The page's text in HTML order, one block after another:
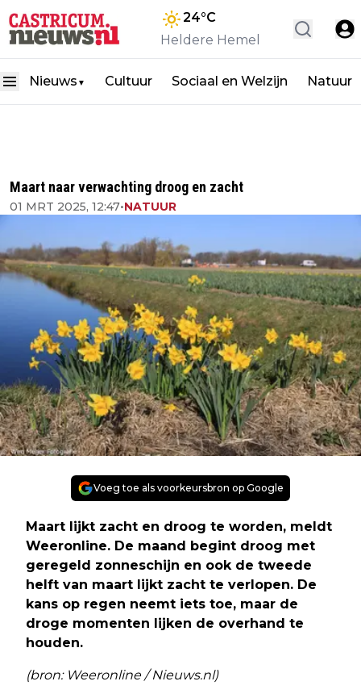
24°C
Heldere Hemel
Nieuws ▼ Cultuur Sociaal en Welzijn Natuur
Maart naar verwachting droog en zacht
01 MRT 2025, 12:47•NATUUR
Voeg toe als voorkeursbron op Google
Maart lijkt zacht en droog te worden, meldt
Weeronline. De maand begint droog met
geregeld zonneschijn en ook de tweede
helft van maart lijkt zacht te verlopen. De
kans op regen neemt iets toe, maar de
droge momenten lijken de overhand te
houden.
(bron: Weeronline / Nieuws.nl)